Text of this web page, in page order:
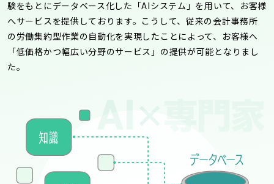
験をもとにデータベース化した「AIシステム」を用いて、お客様
へサービスを提供しております。こうして、従来の会計事務所
の労働集約型作業の自動化を実現したことによって、お客様へ
「低価格かつ幅広い分野のサービス」の提供が可能となりまし
た。